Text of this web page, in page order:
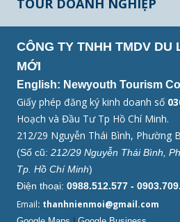
TOUR DOANH NGHIỆP
CÔNG TY TNHH TMDV DU
MỚI
English: Newyouth Tourism
Giấy phép đăng ký kinh doanh số
Hoạch và Đầu Tư Tp Hồ Chí Minh.
212/29 Nguyễn Thái Bình, Phường
(Số cũ: 212/29 Nguyễn Thái Bình,
Tp. Hồ Chí Minh)
Điện thoại: 0988.512.577 -
Email: thanhnienmoi@gmail.com